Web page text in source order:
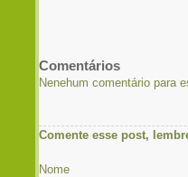
Comentários
Nenehum comentário para
Comente esse post,
Nome